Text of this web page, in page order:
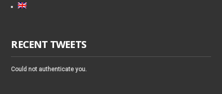
RECENT TWEETS
Could not authenticate you.